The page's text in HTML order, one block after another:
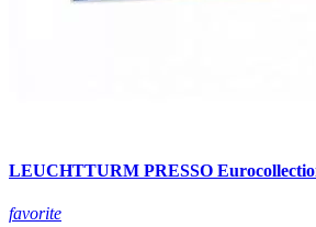
LEUCHTTURM PRESSO
favorite